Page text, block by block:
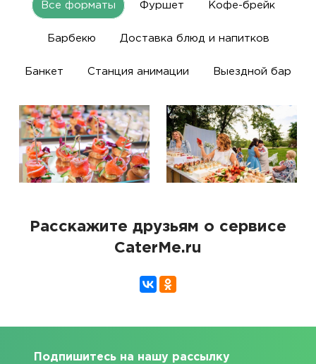
Все форматы Фуршет Кофе-брейк
Барбекю Доставка блюд и напитков
Банкет Станция анимации Выездной бар
Расскажите друзьям о сервисе
CaterMe.ru
Подпишитесь на нашу рассылку